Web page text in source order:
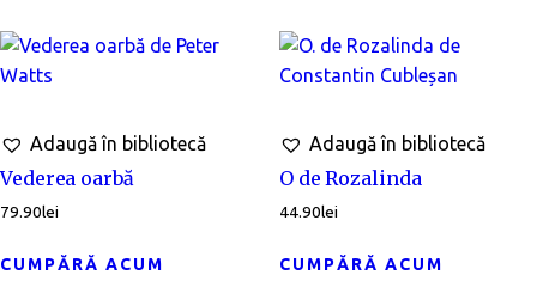
Adaugă în bibliotecă
Vederea oarbă
79.90lei
CUMPĂRĂ ACUM
Adaugă în bibliotecă
O de Rozalinda
44.90lei
CUMPĂRĂ ACUM